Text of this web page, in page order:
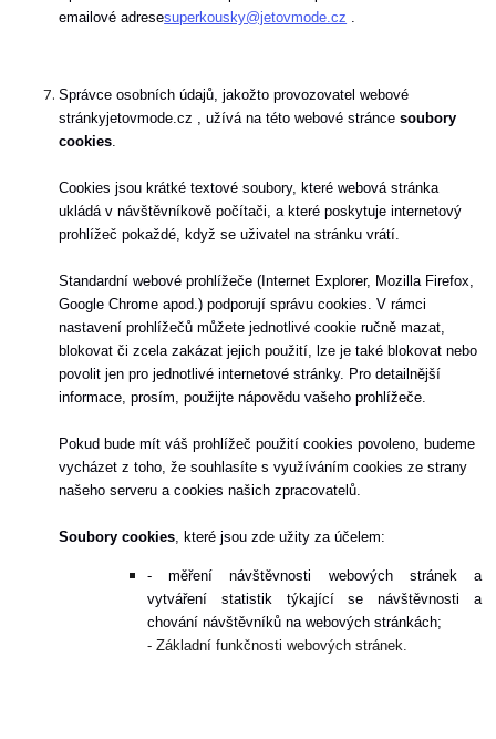
emailové adresesuperkousky@jetovmode.cz .
Správce osobních údajů, jakožto provozovatel webové
stránkyjetovmode.cz , užívá na této webové stráncesoubory
cookies.
Cookies jsou krátké textové soubory, které webová stránka
ukládá v návštěvníkově počítači, a které poskytuje internetový
prohlížeč pokaždé, když se uživatel na stránku vrátí.
Standardní webové prohlížeče (Internet Explorer, Mozilla Firefox,
Google Chrome apod.) podporují správu cookies. V rámci
nastavení prohlížečů můžete jednotlivé cookie ručně mazat,
blokovat či zcela zakázat jejich použití, lze je také blokovat nebo
povolit jen pro jednotlivé internetové stránky. Pro detailnější
informace, prosím, použijte nápovědu vašeho prohlížeče.
Pokud bude mít váš prohlížeč použití cookies povoleno, budeme
vycházet z toho, že souhlasíte s využíváním cookies ze strany
našeho serveru a cookies našich zpracovatelů.
Soubory cookies, které jsou zde užity za účelem:
- měření návštěvnosti webových stránek a
vytváření statistik týkající se návštěvnosti a
chování návštěvníků na webových stránkách;
- Základní funkčnosti webových stránek.